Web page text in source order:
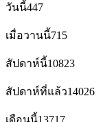
วันนี้447
เมื่อวานนี้715
สัปดาห์นี้10823
สัปดาห์ที่แล้ว14026
เดือนนี้13717